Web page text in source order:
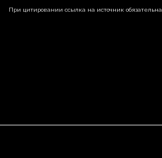
При цитировании ссылка на источник обязательна.